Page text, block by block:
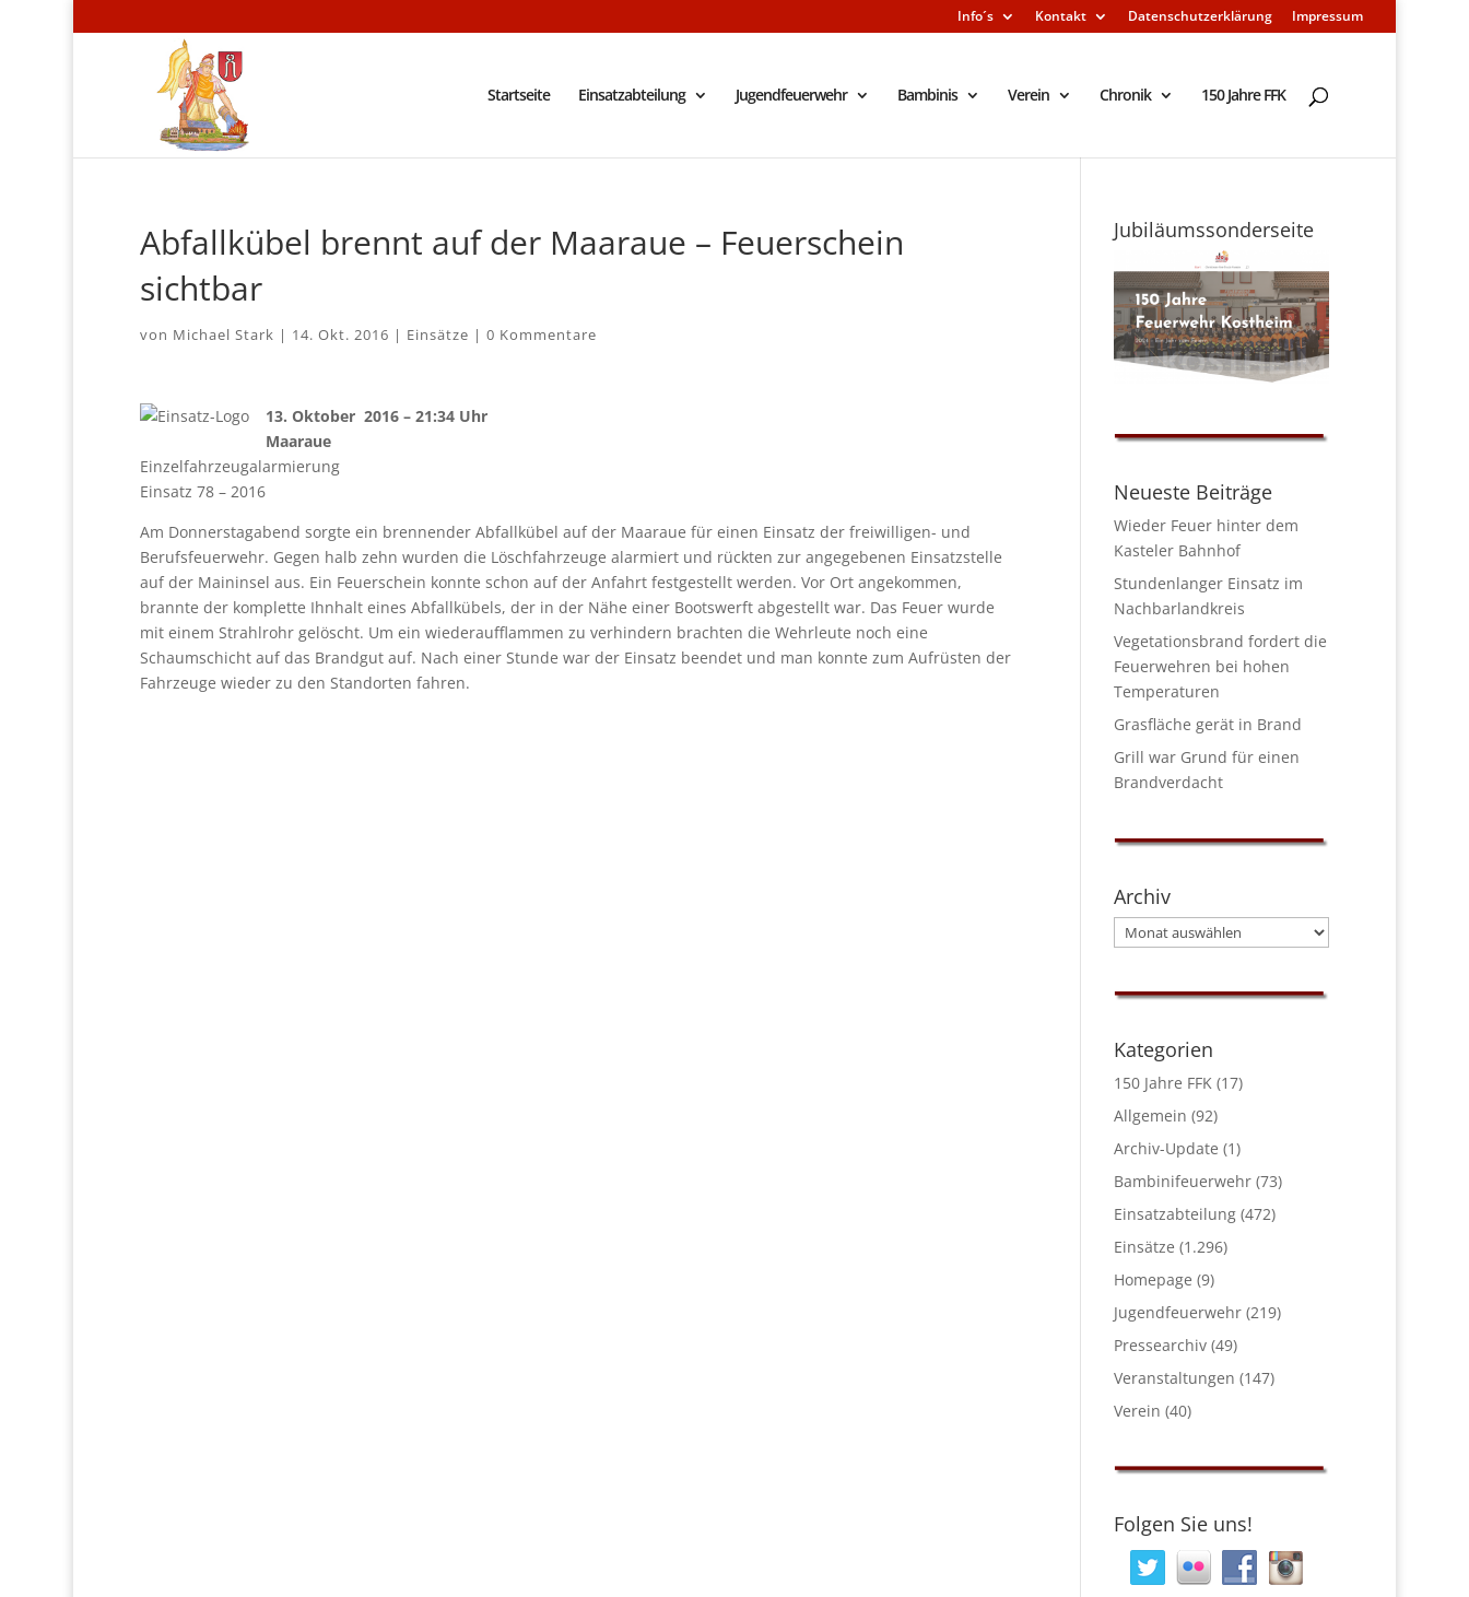
Info´s Kontakt Datenschutzerklärung Impressum
Startseite Einsatzabteilung Jugendfeuerwehr Bambinis Verein Chronik 150 Jahre FFK
Abfallkübel brennt auf der Maaraue – Feuerschein
sichtbar
von Michael Stark | 14. Okt. 2016 | Einsätze | 0 Kommentare
13. Oktober 2016 – 21:34 Uhr
Maaraue
Einzelfahrzeugalarmierung
Einsatz 78 – 2016
Am Donnerstagabend sorgte ein brennender Abfallkübel auf der Maaraue für einen Einsatz der freiwilligen- und
Berufsfeuerwehr. Gegen halb zehn wurden die Löschfahrzeuge alarmiert und rückten zur angegebenen Einsatzstelle
auf der Maininsel aus. Ein Feuerschein konnte schon auf der Anfahrt festgestellt werden. Vor Ort angekommen,
brannte der komplette Ihnhalt eines Abfallkübels, der in der Nähe einer Bootswerft abgestellt war. Das Feuer wurde
mit einem Strahlrohr gelöscht. Um ein wiederaufflammen zu verhindern brachten die Wehrleute noch eine
Schaumschicht auf das Brandgut auf. Nach einer Stunde war der Einsatz beendet und man konnte zum Aufrüsten der
Fahrzeuge wieder zu den Standorten fahren.
Jubiläumssonderseite
Neueste Beiträge
Wieder Feuer hinter dem
Kasteler Bahnhof
Stundenlanger Einsatz im
Nachbarlandkreis
Vegetationsbrand fordert die
Feuerwehren bei hohen
Temperaturen
Grasfläche gerät in Brand
Grill war Grund für einen
Brandverdacht
Archiv
Archiv
Kategorien
150 Jahre FFK (17)
Allgemein (92)
Archiv-Update (1)
Bambinifeuerwehr (73)
Einsatzabteilung (472)
Einsätze (1.296)
Homepage (9)
Jugendfeuerwehr (219)
Pressearchiv (49)
Veranstaltungen (147)
Verein (40)
Folgen Sie uns!